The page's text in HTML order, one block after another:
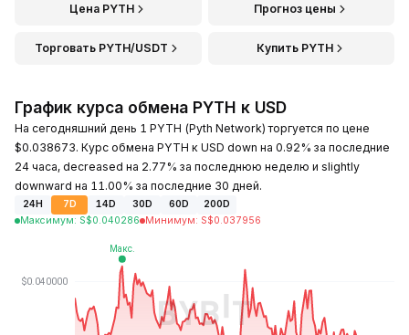
Цена PYTH Прогноз цены
Торговать PYTH/USDT Купить PYTH
График курса обмена PYTH к USD
На сегодняшний день 1 PYTH (Pyth Network) торгуется по цене
$0.038673. Курс обмена PYTH к USD down на 0.92% за последние
24 часа, decreased на 2.77% за последнюю неделю и slightly
downward на 11.00% за последние 30 дней.
24H 7D 14D 30D 60D
200D
Максимум: S$0.040286 Минимум: S$0.037956